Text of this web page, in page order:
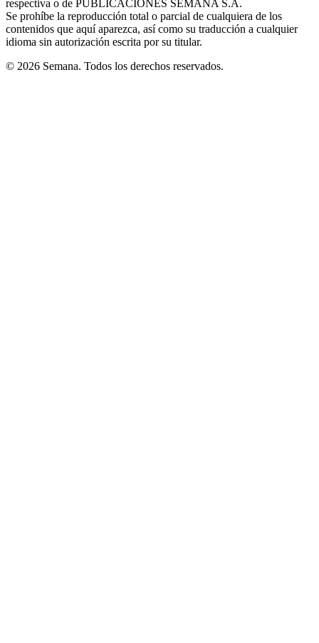
window
respectiva o de PUBLICACIONES SEMANA S.A.
Se prohíbe la reproducción total o parcial de cualquiera de los
contenidos que aquí aparezca, así como su traducción a cualquier
idioma sin autorización escrita por su titular.
© 2026 Semana. Todos los derechos reservados.